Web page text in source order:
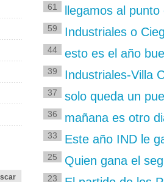
61 llegamos al
59 Industriales o
44 esto es el año
39 Industriales-Villa
37 solo queda un
36 mañana es otro
33 Este año IND le
25 Quien gana el
23